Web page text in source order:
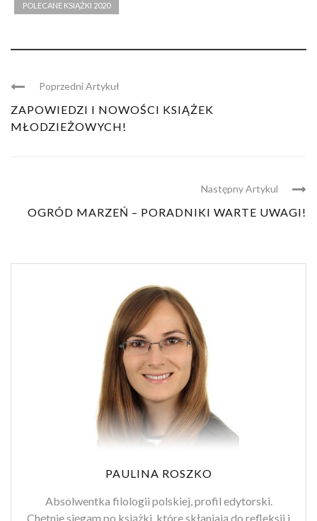
POLECANE KSIĄŻKI 2020
Poprzedni Artykuł
ZAPOWIEDZI I NOWOŚCI KSIĄŻEK
MŁODZIEŻOWYCH!
Następny Artykul
OGRÓD MARZEŃ – PORADNIKI WARTE UWAGI!
PAULINA ROSZKO
Absolwentka filologii polskiej, profil edytorski.
Chętnie sięgam po książki, które skłaniają do refleksji i